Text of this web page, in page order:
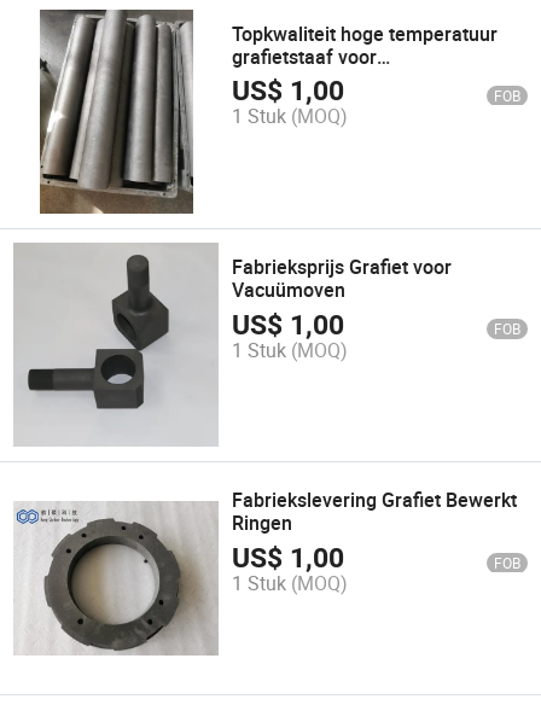
Topkwaliteit hoge temperatuur
grafietstaaf voor
warmtebehandeling
US$ 1,00 FOB
1 Stuk (MOQ)
Fabrieksprijs Grafiet voor
Vacuümoven
US$ 1,00 FOB
1 Stuk (MOQ)
Fabriekslevering Grafiet Bewerkt
Ringen
US$ 1,00 FOB
1 Stuk (MOQ)